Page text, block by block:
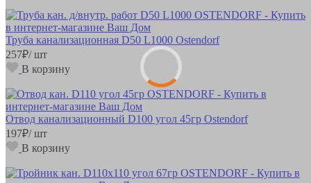
Труба канализационная D50 L1000 Ostendorf
257₽/ шт
В корзину
Отвод канализационный D100 угол 45гр Ostendorf
197₽/ шт
В корзину